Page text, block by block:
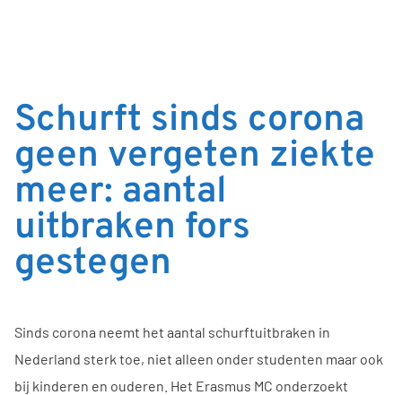
Schurft sinds corona
geen vergeten ziekte
meer: aantal
uitbraken fors
gestegen
Sinds corona neemt het aantal schurftuitbraken in
Nederland sterk toe, niet alleen onder studenten maar ook
bij kinderen en ouderen. Het Erasmus MC onderzoekt